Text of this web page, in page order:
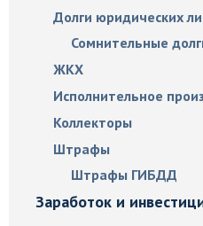
Долги юридических
Сомнительные
ЖКХ
Исполнительное
Коллекторы
Штрафы
Штрафы ГИБДД
Заработок и